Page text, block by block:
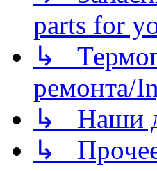
parts for
↳
ремонта/
↳ Наши
↳ Прочее